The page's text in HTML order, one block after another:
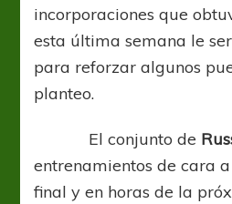
incorporaciones que
esta última semana le
para reforzar algunos
planteo.
El conjunto de
entrenamientos de cara
final y en horas de la